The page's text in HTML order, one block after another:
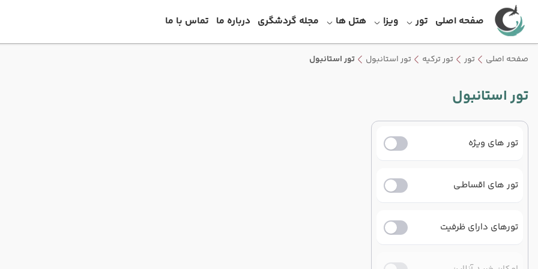
صفحه اصلی تور ویزا هتل ها مجله گردشگری درباره ما تماس با ما
صفحه اصلی تور تور ترکیه تور استانبول تور استانبول
تور استانبول
تور های ویژه
تور های اقساطـی
تورهای دارای ظرفیت